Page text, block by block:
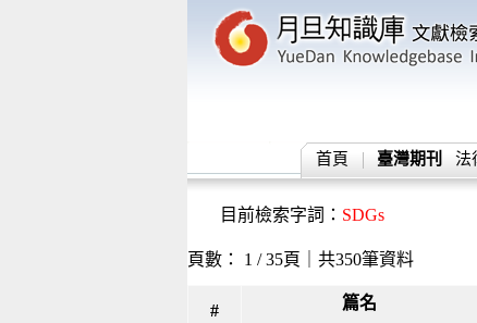
首頁 臺灣期刊 法
目前檢索字詞： SDGs
頁數： 1 / 35頁｜共350筆資料
# 篇名